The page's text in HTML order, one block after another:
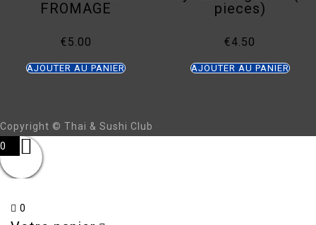
FROMAGE
€5.00
AJOUTER AU PANIER
pieces)
€4.50
AJOUTER AU PANIER
Copyright © Thai & Sushi Club
0
0